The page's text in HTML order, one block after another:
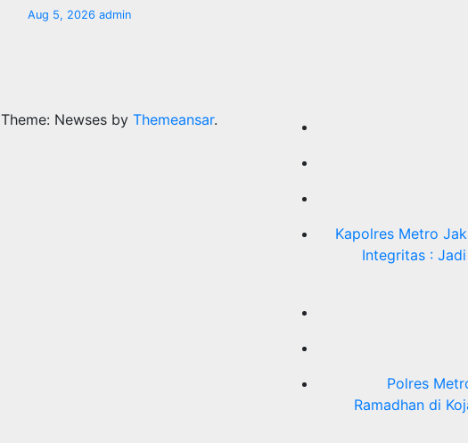
Aug 5, 2026 admin
Theme: Newses by Themeansar.
Kapolres Metro
Integritas :
Polres
Ramadhan di